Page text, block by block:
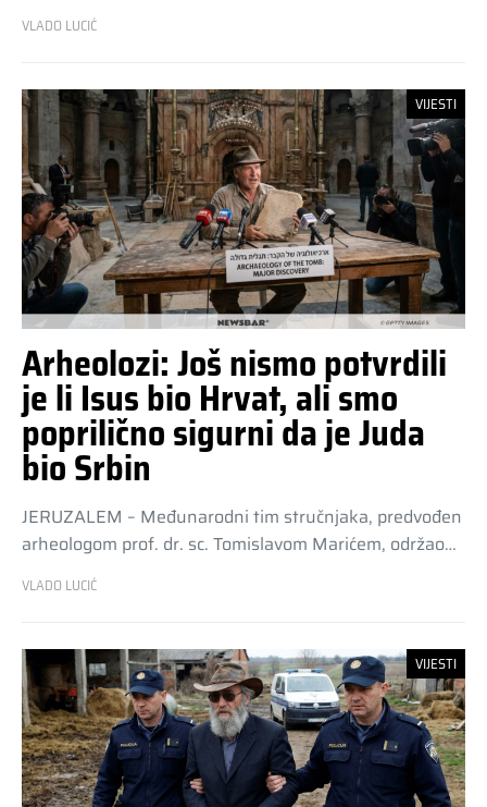
VLADO LUCIĆ
VIJESTI
Arheolozi: Još nismo potvrdili
je li Isus bio Hrvat, ali smo
poprilično sigurni da je Juda
bio Srbin
JERUZALEM – Međunarodni tim stručnjaka, predvođen
arheologom prof. dr. sc. Tomislavom Marićem, održao…
VLADO LUCIĆ
VIJESTI